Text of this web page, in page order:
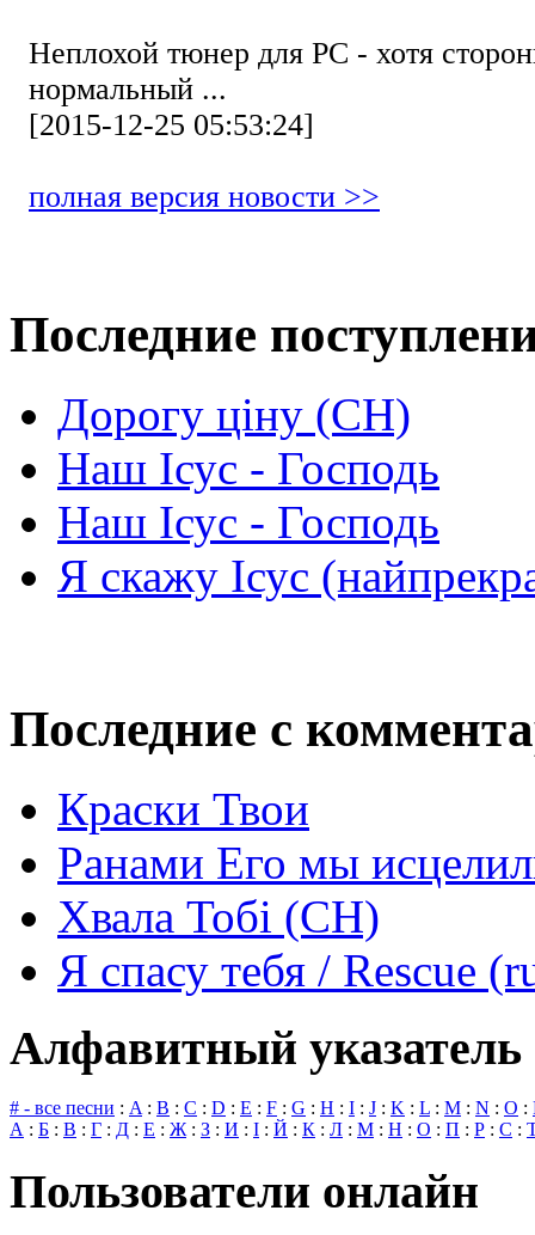
Неплохой тюнер для РС - хотя
нормальный ...
[2015-12-25 05:53:24]
полная версия новости >>
Последние
Дорогу ціну (СН)
Наш Ісус - Господь
Наш Ісус - Господь
Я скажу Ісус
Последние с
Краски Твои
Ранами Его мы
Хвала Тобі (СН)
Я спасу тебя / Rescue
Алфавитный указатель
# - все песни : A : B : C : D : E : F : G : H : I : J : K : L : M : N : O :
А : Б : В : Г : Д : Е : Ж : З : И : І : Й : К : Л : М : Н : О : П : Р : С :
Пользователи онлайн